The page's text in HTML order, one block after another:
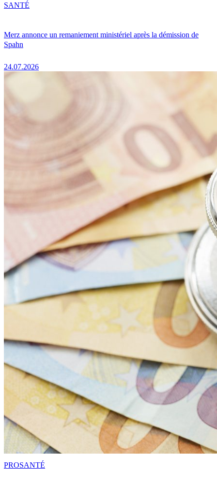
Merz annonce un remaniement ministériel après la démission de
Spahn
24.07.2026
SANTÉ
PROSANTÉ